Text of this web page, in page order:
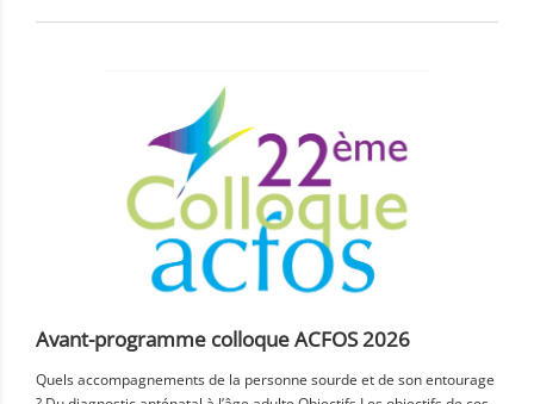
Avant-programme colloque ACFOS 2026
Quels accompagnements de la personne sourde et de son entourage